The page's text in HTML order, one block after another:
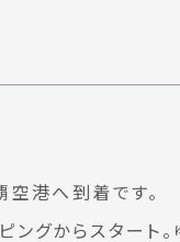
港へ到着です。
グからスタート